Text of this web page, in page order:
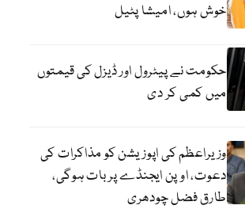
خوش ہوں، امیشا پٹیل
حکومت نے پیٹرول اور ڈیزل کی قیمتوں
میں کمی کر دی
وزیراعظم کی اپوزیشن کو مذاکرات کی
دعوت، اوپن ایجنڈے پر بات ہوگی،
طارق فضل چودھری